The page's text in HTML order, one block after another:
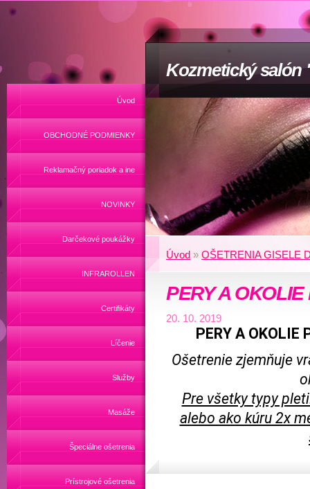
Kozmetický salón
Úvod
OBCHODNÉ PODMIENKY
Reklamačný poriadok a ine
NOVINKY
Darčekové poukážky
INFRAROLLEN
Certifikáty
Líčenie
Služby
Masáže
Špeciálne ošetrenia
Prístrojové ošetrenia
Úvod » OŠETRENIA GISELE
PERY A OKOLIE
20. 10. 2019
PERY A
Ošetrenie zjemňuje
Pre všetky typy
alebo ako kúru 2x